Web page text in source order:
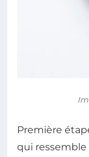
Première
qui ressemble